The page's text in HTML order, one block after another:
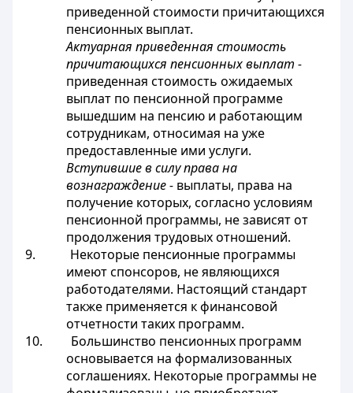
приведенной стоимости причитающихся
пенсионных выплат.
Актуарная приведенная стоимость
причитающихся пенсионных выплат -
приведенная стоимость ожидаемых
выплат по пенсионной программе
вышедшим на пенсию и работающим
сотрудникам, относимая на уже
предоставленные ими услуги.
Вступившие в силу права на
вознаграждение- выплаты, права на
получение которых, согласно условиям
пенсионной программы, не зависят от
продолжения трудовых отношений.
9. Некоторые пенсионные программы
имеют спонсоров, не являющихся
работодателями. Настоящий стандарт
также применяется к финансовой
отчетности таких программ.
10. Большинство пенсионных программ
основывается на формализованных
соглашениях. Некоторые программы не